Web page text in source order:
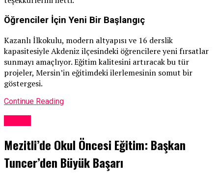
Öğrenciler İçin Yeni Bir Başlangıç
Kazanlı İlkokulu, modern altyapısı ve 16 derslik
kapasitesiyle Akdeniz ilçesindeki öğrencilere yeni fırsatlar
sunmayı amaçlıyor. Eğitim kalitesini artıracak bu tür
projeler, Mersin’in eğitimdeki ilerlemesinin somut bir
göstergesi.
Continue Reading
Mezitli’de Okul Öncesi Eğitim: Başkan
Tuncer’den Büyük Başarı